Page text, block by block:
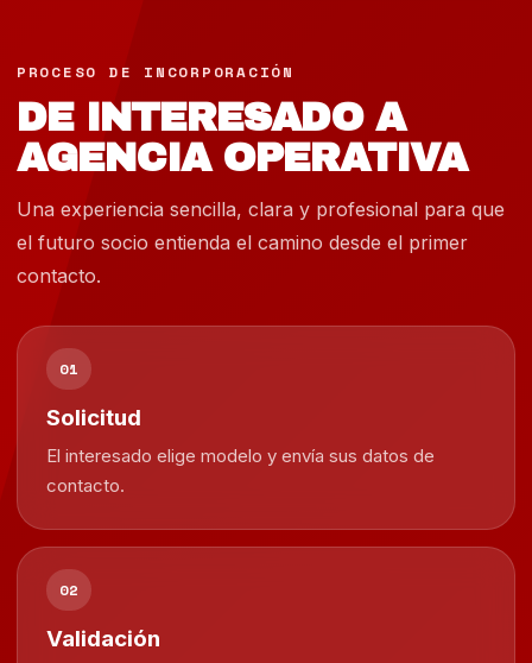
PROCESO DE INCORPORACIÓN
DE INTERESADO A
AGENCIA OPERATIVA
Una experiencia sencilla, clara y profesional para que
el futuro socio entienda el camino desde el primer
contacto.
01
Solicitud
El interesado elige modelo y envía sus datos de
contacto.
02
Validación